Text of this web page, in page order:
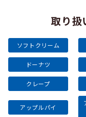
取り扱
ソフトクリーム
ドーナツ
クレープ
アップルパイ